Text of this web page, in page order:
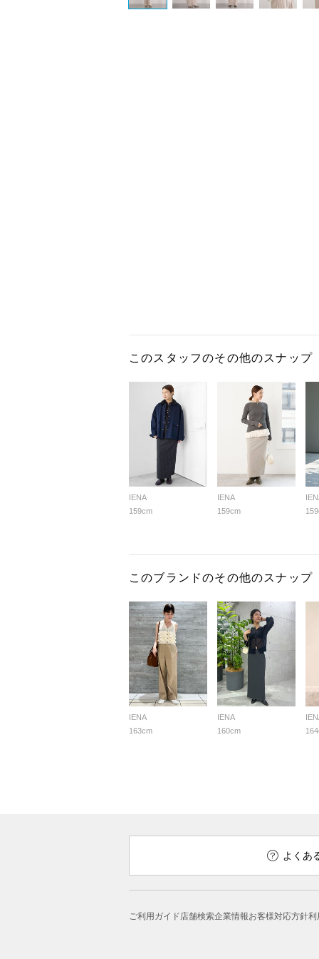
このスタッフのその他のスナップ
IENA
159cm
IENA
159cm
このブランドのその他のスナップ
IENA
163cm
IENA
160cm
よくあ
ご利用ガイド店舗検索企業情報お客様対応方針利